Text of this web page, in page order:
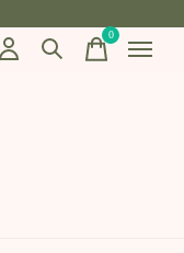
0items